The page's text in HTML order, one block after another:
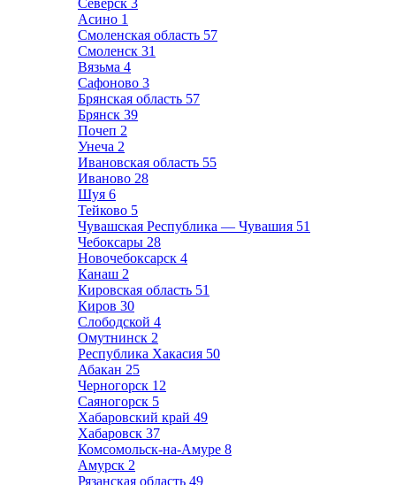
Северск 3
Асино 1
Смоленская область 57
Смоленск 31
Вязьма 4
Сафоново 3
Брянская область 57
Брянск 39
Почеп 2
Унеча 2
Ивановская область 55
Иваново 28
Шуя 6
Тейково 5
Чувашская Республика — Чувашия 51
Чебоксары 28
Новочебоксарск 4
Канаш 2
Кировская область 51
Киров 30
Слободской 4
Омутнинск 2
Республика Хакасия 50
Абакан 25
Черногорск 12
Саяногорск 5
Хабаровский край 49
Хабаровск 37
Комсомольск-на-Амуре 8
Амурск 2
Рязанская область 49